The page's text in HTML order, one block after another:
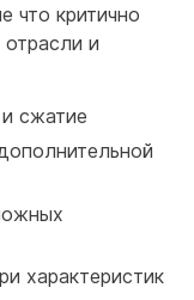
что критично
и
сжатие
характеристик